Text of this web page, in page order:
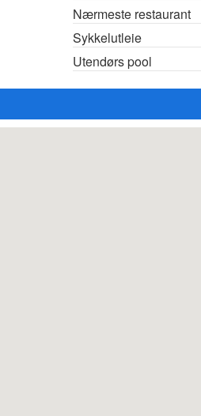
Nærmeste restaurant
Sykkelutleie
Utendørs pool